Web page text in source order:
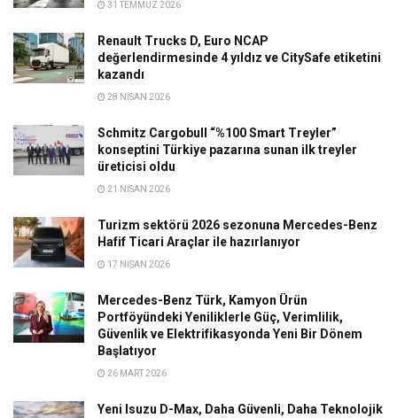
31 TEMMUZ 2026
Renault Trucks D, Euro NCAP
değerlendirmesinde 4 yıldız ve CitySafe etiketini
kazandı
28 NISAN 2026
Schmitz Cargobull “%100 Smart Treyler”
konseptini Türkiye pazarına sunan ilk treyler
üreticisi oldu
21 NISAN 2026
Turizm sektörü 2026 sezonuna Mercedes-Benz
Hafif Ticari Araçlar ile hazırlanıyor
17 NISAN 2026
Mercedes-Benz Türk, Kamyon Ürün
Portföyündeki Yeniliklerle Güç, Verimlilik,
Güvenlik ve Elektrifikasyonda Yeni Bir Dönem
Başlatıyor
26 MART 2026
Yeni Isuzu D-Max, Daha Güvenli, Daha Teknolojik